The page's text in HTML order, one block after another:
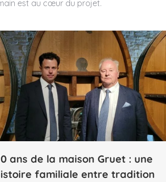
est au cœur du projet.
ans de la maison Gruet : une
familiale entre tradition